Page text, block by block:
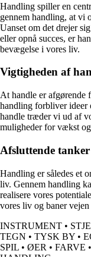
Handling spiller en
gennem handling, at vi
Uanset om det drejer
eller opnå succes, er
bevægelse i vores liv.
Vigtigheden af
At handle er afgørende
handling forbliver ideer
handle træder vi ud af
muligheder for vækst
Afsluttende tanker
Handling er således et
liv. Gennem handling
realisere vores
vores liv og baner
INSTRUMENT •
TEGN • TYSK BY •
SPIL • ØER • FARVE •